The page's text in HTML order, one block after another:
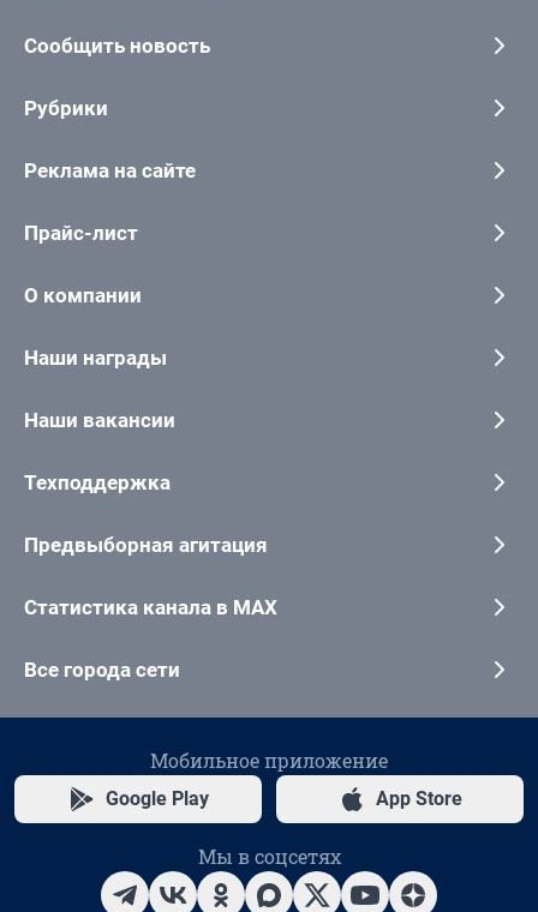
Сообщить новость
Рубрики
Реклама на сайте
Прайс-лист
О компании
Наши награды
Наши вакансии
Техподдержка
Предвыборная агитация
Статистика канала в MAX
Все города сети
Мобильное приложение
Google Play App Store
Мы в соцсетях